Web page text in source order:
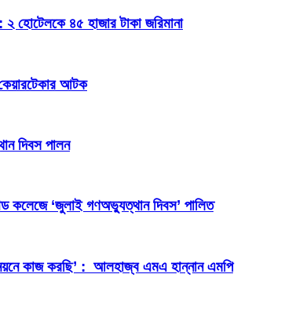
২ হোটেলকে ৪৫ হাজার টাকা জরিমানা
আটক
দিবস পালন
কলেজে ‘জুলাই গণঅভ্যুত্থান দিবস’ পালিত
কাজ করছি’ : আলহাজ্ব এমএ হান্নান এমপি